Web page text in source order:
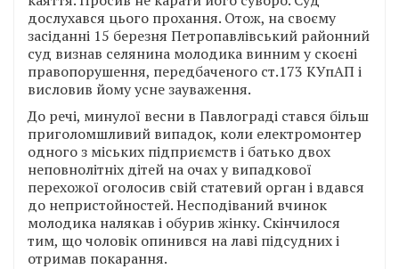
дослухався цього прохання. Отож, на своєму
засіданні 15 березня Петропавлівський районний
суд визнав селянина молодика винним у скоєні
правопорушення, передбаченого ст.173 КУпАП і
висловив йому усне зауваження.
До речі, минулої весни в Павлограді стався більш
приголомшливий випадок, коли електромонтер
одного з міських підприємств і батько двох
неповнолітніх дітей на очах у випадкової
перехожої оголосив свій статевий орган і вдався
до непристойностей. Несподіваний вчинок
молодика налякав і обурив жінку. Скінчилося
тим, що чоловік опинився на лаві підсудних і
отримав покарання.